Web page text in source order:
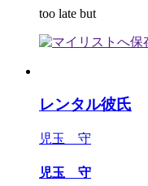
too late but
レンタル彼氏
児玉 守
児玉 守